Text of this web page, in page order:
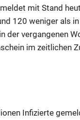
mit Stand
120 weniger als
der vergangenen
im zeitlichen
Infizierte